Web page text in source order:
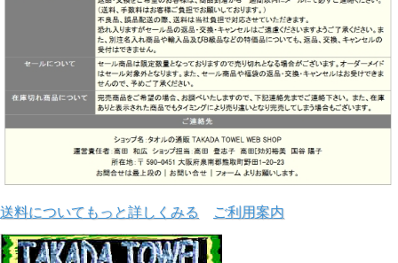
中に入っているタオルは
当店自慢の泉州タオルです！
送料についてもっと詳しくみる ご利用案内